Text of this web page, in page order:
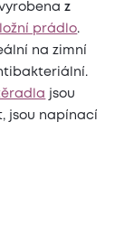
vyrobenaz
ložní prádlo.
na zimní
jsou
jsou napínací